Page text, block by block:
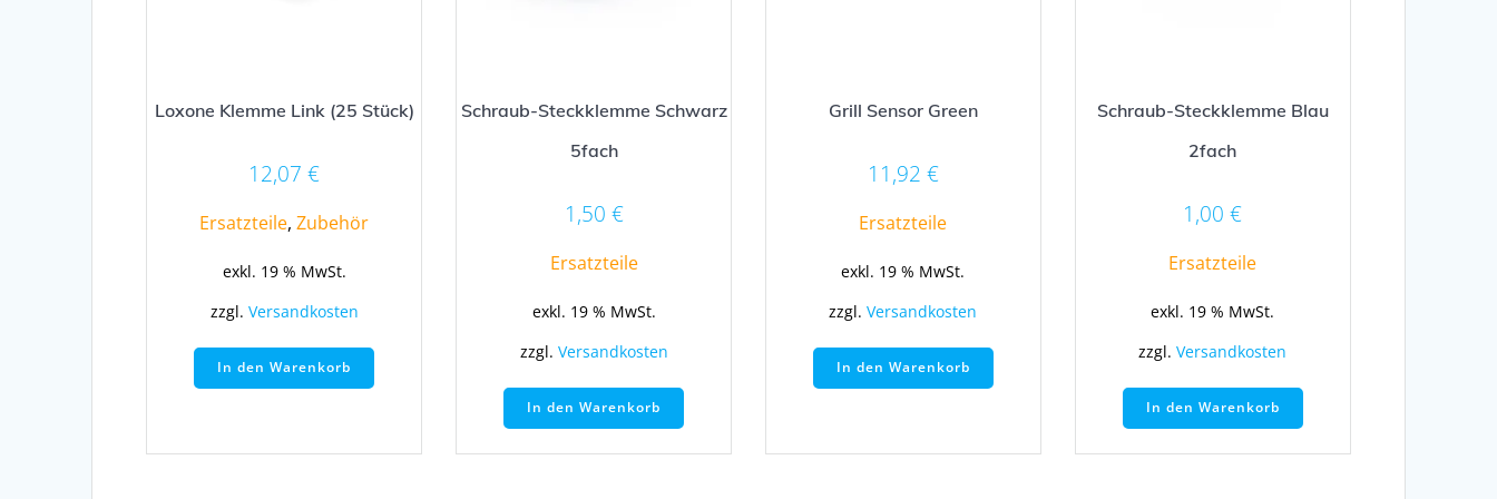
Loxone Klemme Link (25 Stück)
12,07€
Ersatzteile,Zubehör
exkl. 19 % MwSt.
zzgl. Versandkosten
In den Warenkorb
Schraub-Steckklemme Schwarz
5fach
1,50 €
Ersatzteile
exkl. 19 % MwSt.
zzgl. Versandkosten
In den Warenkorb
Grill Sensor Green
11,92 €
Ersatzteile
exkl. 19 % MwSt.
zzgl.Versandkosten
In den Warenkorb
Schraub-Steckklemme Blau
2fach
1,00€
Ersatzteile
exkl. 19 % MwSt.
zzgl.Versandkosten
In den Warenkorb